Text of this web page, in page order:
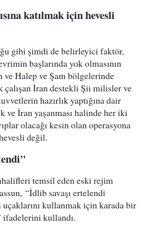
katılmak için hevesli
gibi şimdi de belirleyici faktör,
başlarında yok olmasının
ve Halep ve Şam bölgelerinde
çalışan İran destekli Şii milisler ve
hazırlık yaptığına dair
ve İran yaşanması halinde her iki
olacağı kesin olan operasyona
değil.
temsil eden eski rejim
“İdlib savaşı ertelendi
uçaklarını kullanmak için karada bir
ifadelerini kullandı.